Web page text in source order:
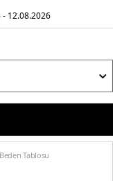
12.08.2026
Beden Tablosu